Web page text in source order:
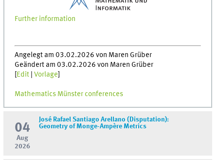
Further information
Angelegt am 03.02.2026 von Maren Grüber
Geändert am 03.02.2026 von Maren Grüber
Edit |Vorlage
Mathematics Münster conferences
04
Aug
2026
José Rafael Santiago Arellano (Disputation):
Geometry of Monge-Ampère Metrics